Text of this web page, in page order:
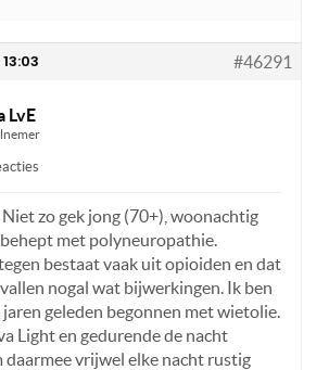
#46291
LvE
Niet zo gek jong (70+), woonachtig
met polyneuropathie.
bestaat vaak uit opioiden en dat
nogal wat bijwerkingen. Ik ben
geleden begonnen met wietolie.
Light en gedurende de nacht
daarmee vrijwel elke nacht rustig